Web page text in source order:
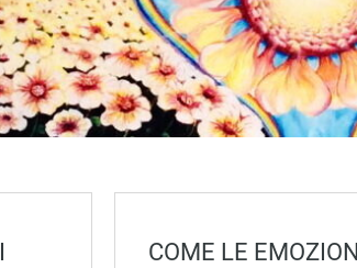
COME LE EMOZIONI